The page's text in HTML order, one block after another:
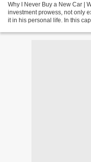
Why I Never Buy a New Car |
investment prowess, not only
it in his personal life. In this